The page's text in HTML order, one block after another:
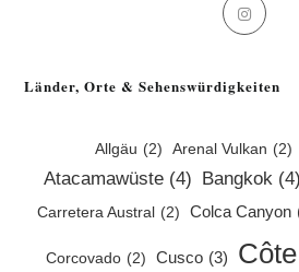
new
Länder, Orte & Sehenswürdigkeiten
Allgäu (2) Arenal Vulkan (2)
Atacamawüste (4) Bangkok (4)
Carretera Austral (2) Colca Canyon
Corcovado (2) Cusco (3)